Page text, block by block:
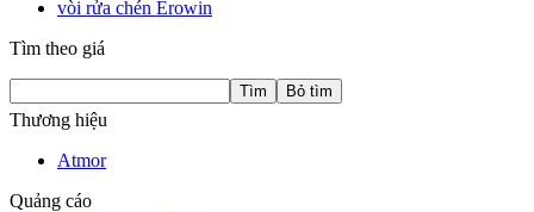
vòi rửa chén Erowin
Tìm theo giá
Thương hiệu
Atmor
Quảng cáo